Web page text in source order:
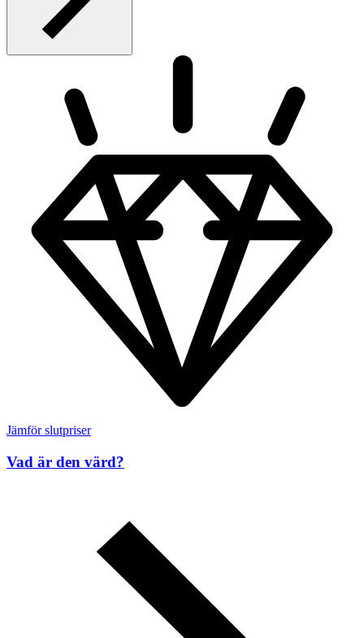
Jämför slutpriser
Vad är den värd?